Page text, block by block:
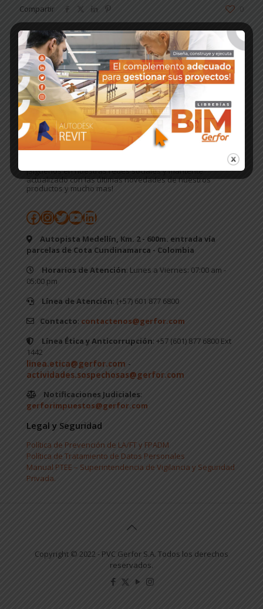
Compartir 0
Oscar Orlando Caballero Moreno
ÚNETE A NUESTRA COMUNIDAD
¡Síguenos en nuestras redes sociales y mantente
actualizado con las últimas novedades de nuestros
productos y mucho mas!
Facebook
Instagram
Twitter
YouTube
LinkedIn
Autopista Medellín, Km. 2 - 600m. entrada vía
parcelas de Cota Cundinamarca - Colombia
Horarios de Atención: Lunes a Viernes: 07:00 am -
05:00 pm
Línea de Atención: (+57) 601 877 6800
Contacto: contactenos@gerfor.com
Línea Ética y Anticorrupción: +57 (601) 877 6800 Ext
1442
linea.etica@gerfor.com -
actividades.sospechosas@gerfor.com
Notificaciones Judiciales:
gerforimpuestos@gerfor.com
Legal y Seguridad
Política de Prevención de LA/FT y FPADM
Política de Tratamiento de Datos Personales
Manual PTEE – Superintendencia de Vigilancia y Seguridad
Privada.
Copyright © 2022 - PVC Gerfor S.A. Todos los derechos
reservados.